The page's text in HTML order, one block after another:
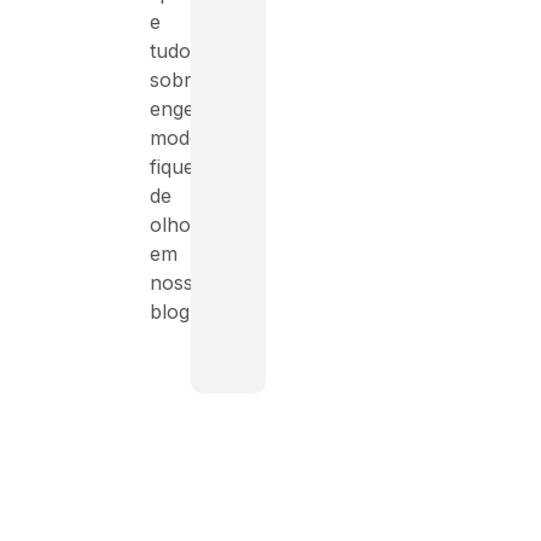
e
tudo
sobre
engenharia
moderna,
fique
de
olho
em
nosso
blog!